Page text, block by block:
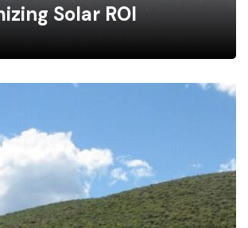
Solar ROI